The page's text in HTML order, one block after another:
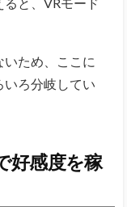
好感度を稼